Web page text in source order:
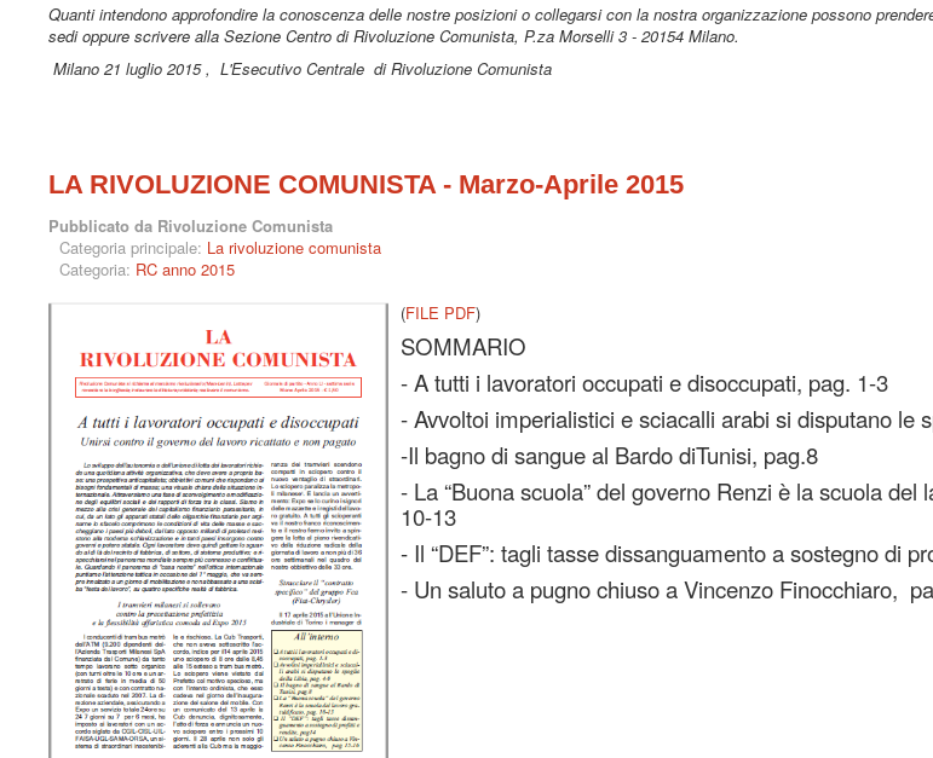
Quanti intendono approfondire la conoscenza delle nostre posizioni o collegarsi con la nostra organizzazione possono
sedi oppure scrivere alla Sezione Centro di Rivoluzione Comunista, P.za Morselli 3 - 20154 Milano.
Milano 21 luglio 2015 , L'Esecutivo Centrale di Rivoluzione Comunista
LA RIVOLUZIONE COMUNISTA - Marzo-Aprile 2015
Pubblicato da Rivoluzione Comunista
Categoria principale: La rivoluzione comunista
Categoria: RC anno 2015
(FILE PDF)
SOMMARIO
- A tutti i lavoratori occupati e disoccupati, pag. 1-3
- Avvoltoi imperialistici e sciacalli arabi si disputano le
-Il bagno di sangue al Bardo diTunisi, pag.8
- La “Buona scuola” del governo Renzi è la scuola del
10-13
- Il “DEF”: tagli tasse dissanguamento a sostegno di
- Un saluto a pugno chiuso a Vincenzo Finocchiaro,